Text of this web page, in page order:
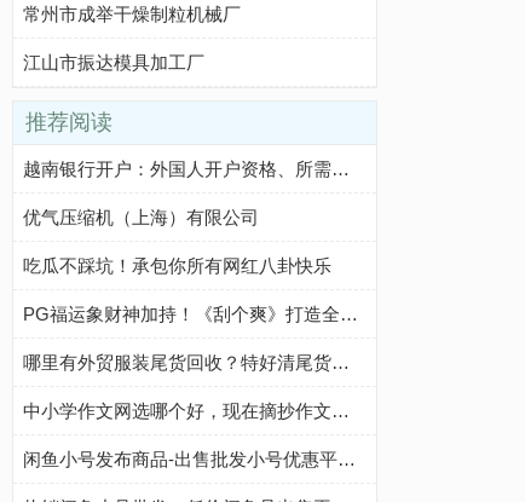
常州市成举干燥制粒机械厂
江山市振达模具加工厂
推荐阅读
越南银行开户：外国人开户资格、所需文件、开户步骤及注意事项
优气压缩机（上海）有限公司
吃瓜不踩坑！承包你所有网红八卦快乐
PG福运象财神加持！《刮个爽》打造全新休闲玩法
哪里有外贸服装尾货回收？特好清尾货网帮你轻松解决
中小学作文网选哪个好，现在摘抄作文我都在这个网站
闲鱼小号发布商品-出售批发小号优惠平台-咸鱼优质小号购买